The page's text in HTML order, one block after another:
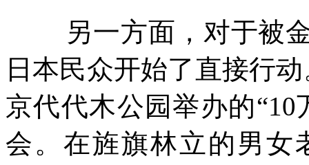
另一方面，对于被
日本民众开始了直接行
京代代木公园举办的“10
会。在旌旗林立的男女